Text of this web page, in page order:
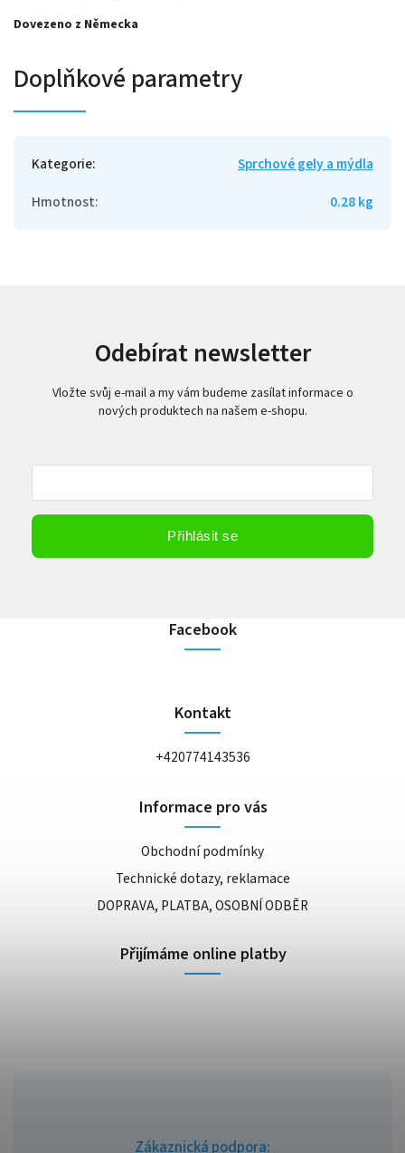
Dovezeno z Německa
Doplňkové parametry
Kategorie:
Sprchové gely a mýdla
Hmotnost: 0.28 kg
Odebírat newsletter
Vložte svůj e-mail a my vám budeme zasílat informace o
nových produktech na našem e-shopu.
Přihlásit se
Zákaznická podpora:
Facebook
Kontakt
+420774143536
Informace pro vás
Obchodní podmínky
Technické dotazy, reklamace
DOPRAVA, PLATBA, OSOBNÍ ODBĚR
Přijímáme online platby